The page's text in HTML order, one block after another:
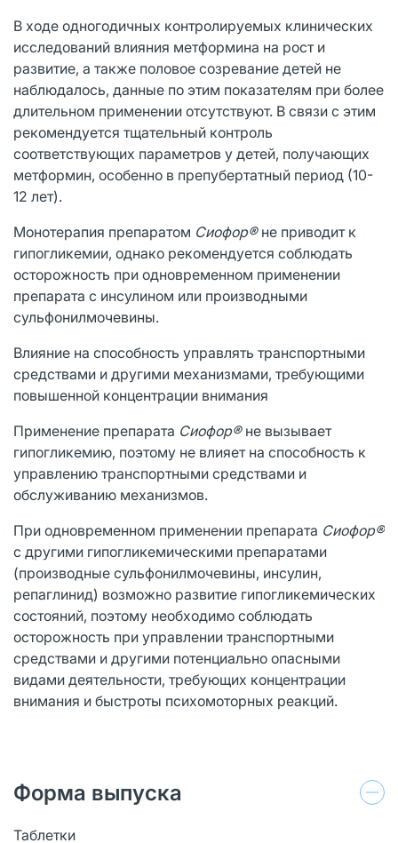
В ходе одногодичных контролируемых клинических
исследований влияния метформина на рост и
развитие, а также половое созревание детей не
наблюдалось, данные по этим показателям при более
длительном применении отсутствуют. В связи с этим
рекомендуется тщательный контроль
соответствующих параметров у детей, получающих
метформин, особенно в препубертатный период (10-
12 лет).
Монотерапия препаратом Сиофор® не приводит к
гипогликемии, однако рекомендуется соблюдать
осторожность при одновременном применении
препарата с инсулином или производными
сульфонилмочевины.
Влияние на способность управлять транспортными
средствами и другими механизмами, требующими
повышенной концентрации внимания
Применение препарата Сиофор®не вызывает
гипогликемию, поэтому не влияет на способность к
управлению транспортными средствами и
обслуживанию механизмов.
При одновременном применении препарата Сиофор®
с другими гипогликемическими препаратами
(производные сульфонилмочевины, инсулин,
репаглинид) возможно развитие гипогликемических
состояний, поэтому необходимо соблюдать
осторожность при управлении транспортными
средствами и другими потенциально опасными
видами деятельности, требующих концентрации
внимания и быстроты психомоторных реакций.
Форма выпуска
Таблетки